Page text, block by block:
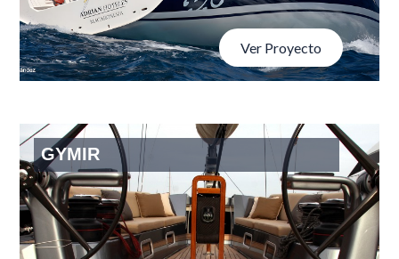
Ver Proyecto
GYMIR